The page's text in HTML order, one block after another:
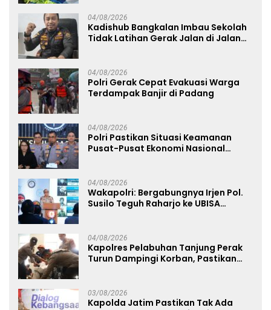
04/08/2026
Kadishub Bangkalan Imbau Sekolah
Tidak Latihan Gerak Jalan di Jalan
04/08/2026
Polri Gerak Cepat Evakuasi Warga
Terdampak Banjir di Padang
04/08/2026
Polri Pastikan Situasi Keamanan
Pusat-Pusat Ekonomi Nasional
04/08/2026
Wakapolri: Bergabungnya Irjen Pol.
Susilo Teguh Raharjo ke UBISA
04/08/2026
Kapolres Pelabuhan Tanjung Perak
Turun Dampingi Korban, Pastikan
03/08/2026
Kapolda Jatim Pastikan Tak Ada